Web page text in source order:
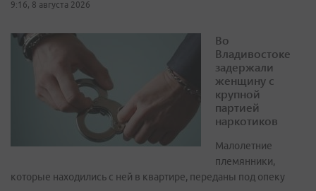
9:16, 8 августа 2026
Во
Владивостоке
задержали
женщину с
крупной
партией
наркотиков
Малолетние
племянники,
которые находились с ней в квартире, переданы под опеку